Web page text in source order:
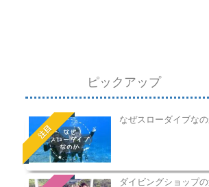
ピックアップ
注目
なぜスローダイブな
ダイビングショップ